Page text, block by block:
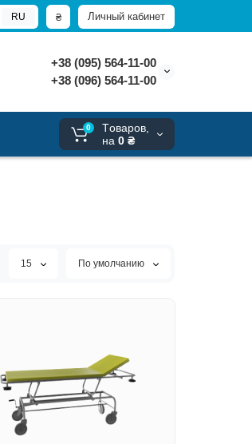
Личный кабинет
₴
RU
+38 (095) 564-11-00
+38 (096) 564-11-00
0
Tоваров,
на 0 ₴
15 По умолчанию